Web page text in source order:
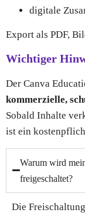
digitale
Export als PDF,
Wichtiger
Der Canva
kommerzielle,
Sobald Inhalte
ist ein
Warum wird
freigeschaltet?
Die